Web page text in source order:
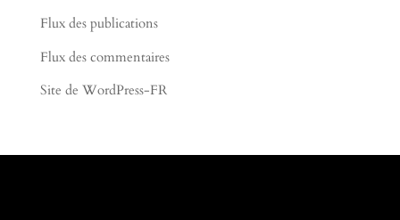
Flux des publications
Flux des commentaires
Site de WordPress-FR